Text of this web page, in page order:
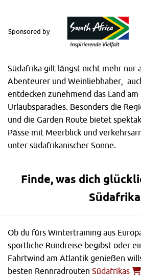
Sponsored by
Südafrika gilt längst nicht mehr nur
Abenteurer und Weinliebhaber,
entdecken zunehmend das Land am
Urlaubsparadies. Besonders die
und die Garden Route bietet
Pässe mit Meerblick und
unter südafrikanischer Sonne.
Finde, was dich
Südafrika
Ob du fürs Wintertraining aus
sportliche Rundreise begibst oder
Fahrtwind am Atlantik genießen
besten Rennradrouten Südafrikas